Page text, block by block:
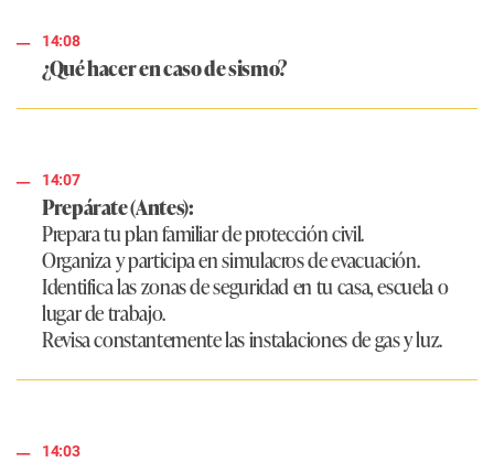
14:08
¿Qué hacer en caso de sismo?
14:07
Prepárate (Antes):
Prepara tu plan familiar de protección civil.
Organiza y participa en simulacros de evacuación.
Identifica las zonas de seguridad en tu casa, escuela o
lugar de trabajo.
Revisa constantemente las instalaciones de gas y luz.
14:03